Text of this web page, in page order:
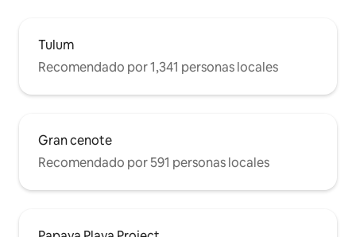
Tulum
Recomendado por 1,341 personas locales
Gran cenote
Recomendado por 591 personas locales